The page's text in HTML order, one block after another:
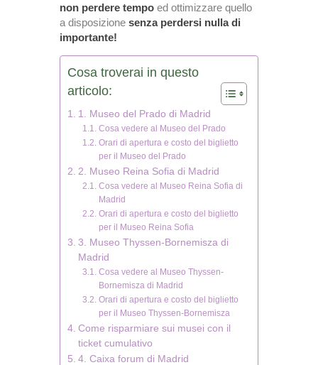
non perdere tempo ed ottimizzare quello
a disposizione senza perdersi nulla di
importante!
Cosa troverai in questo
articolo:
1. Museo del Prado di Madrid
Cosa vedere al Museo del Prado
Orari di apertura e costo del biglietto
per il Museo del Prado
2. Museo Reina Sofia di Madrid
Cosa vedere al Museo Reina Sofia di
Madrid
Orari di apertura e costo del biglietto
per il Museo Reina Sofia
3. Museo Thyssen-Bornemisza di
Madrid
Cosa vedere al Museo Thyssen-
Bornemisza di Madrid
Orari di apertura e costo del biglietto
per il Museo Thyssen-Bornemisza
Come risparmiare sui musei con il
ticket cumulativo
4. Caixa forum di Madrid